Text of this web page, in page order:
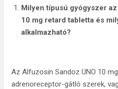
Milyen típusú gyógyszer
10 mg retard tabletta és
alkalmazható?
Az Alfuzosin Sandoz UNO 10
adrenoreceptor-gátló szerek,